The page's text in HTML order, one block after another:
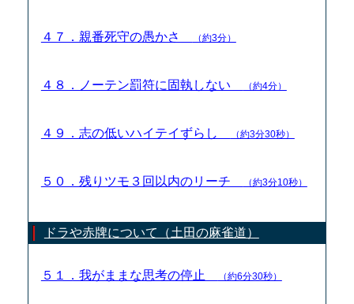
４７．親番死守の愚かさ （約3分）
４８．ノーテン罰符に固執しない （約4分）
４９．志の低いハイテイずらし （約3分30秒）
５０．残りツモ３回以内のリーチ （約3分10秒）
ドラや赤牌について（土田の麻雀道）
５１．我がままな思考の停止 （約6分30秒）